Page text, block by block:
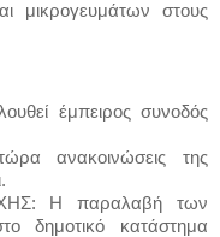
μικρογευμάτων στους
έμπειρος συνοδός
ανακοινώσεις της
Η παραλαβή των
δημοτικό κατάστημα